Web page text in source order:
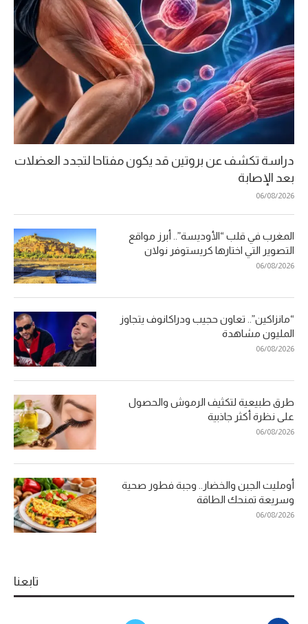
دراسة تكشف عن بروتين قد يكون مفتاحا لتجدد العضلات
بعد الإصابة
06/08/2026
المغرب في قلب “الأوديسة”.. أبرز مواقع
التصوير التي اختارها كريستوفر نولان
06/08/2026
“مانزاكين”.. تعاون حجيب ودراكانوف يتجاوز
المليون مشاهدة
06/08/2026
طرق طبيعية لتكثيف الرموش والحصول
على نظرة أكثر جاذبية
06/08/2026
أومليت الجبن والخضار.. وجبة فطور صحية
وسريعة تمنحك الطاقة
06/08/2026
تابعنا